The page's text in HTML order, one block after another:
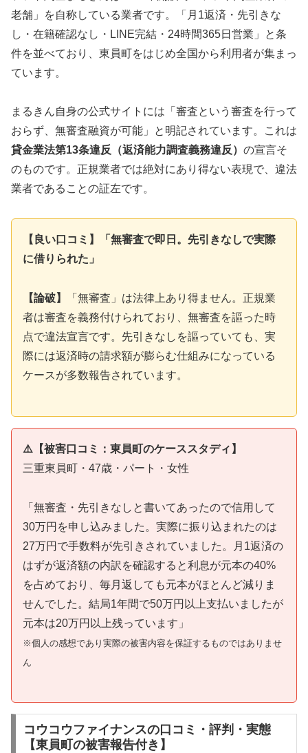
老舗」を自称している業者です。「月1返済・先引きな
し・在籍確認なし・LINE完結・24時間365日営業」と条
件を並べており、東員町をはじめ全国から利用者が集まっ
ています。
まるきん自身の公式サイトには「審査という審査を行って
おらず、無審査融資が可能」と明記されています。これは
貸金業法第13条違反（返済能力調査義務違反） の宣言そ
のものです。正規業者では絶対にあり得ない表現で、違法
業者であることの証左です。
【良い口コミ】「無審査で即日。先引きなしで実際
に借りられた」
【論破】
「無審査」は法律上あり得ません。正規業
者は審査を義務付けられており、無審査を謳った時
点で違法宣言です。先引きなしを謳っていても、実
際には返済時の請求額が膨らむ仕組みになっている
ケースが多数報告されています。
⚠️【被害口コミ：東員町のケーススタディ】
三重東員町・47歳・パート・女性
「無審査・先引きなしと書いてあったので信用して
30万円を申し込みました。実際に振り込まれたのは
27万円で手数料が先引きされていました。月1返済の
はずが返済額の内訳を確認すると利息が元本の40%
を占めており、毎月返しても元本がほとんど減りま
せんでした。結局1年間で50万円以上支払いましたが
元本は20万円以上残っています」
※個人の感想であり実際の被害内容を保証するものではありませ
ん
コウコウファイナンスの口コミ・評判・実態
【東員町の被害報告付き】